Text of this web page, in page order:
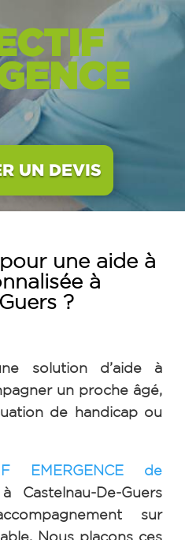
UN DEVIS
une aide à
à
?
solution d’aide à
un proche âgé,
de handicap ou
EMERGENCE de
Castelnau-De-Guers
sur
Nous plaçons ces